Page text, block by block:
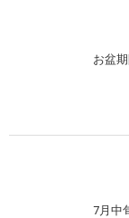
お盆
7月中